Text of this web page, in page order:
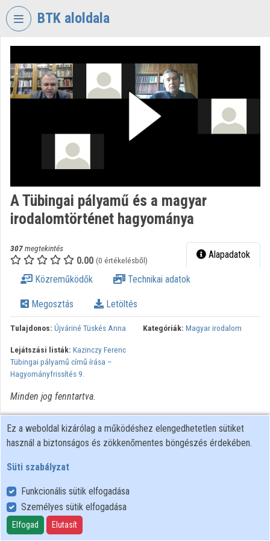
Fejléc kihagyása
BTK aloldala
BÖLCSÉSZETTUDOMÁNYI
KUTATÓKÖZPONT
Bejelentkezés
Kategóriák
Intézmények
Közreműködők
A Tübingai pályamű és a magyar
irodalomtörténet hagyománya
307megtekintés
0.00 (0 értékelésből) Alapadatok
Közreműködők Technikai adatok
Megosztás Letöltés
Tulajdonos: Újváriné Tüskés Anna Kategóriák: Magyar irodalom
Lejátszási listák: Kazinczy Ferenc
Tübingai pályamű című írása –
Hagyományfrissítés 9.
Minden jog fenntartva.
Felhasználói szabályzat
Adatkezelési tájékoztató
Süti szabályzat
Ez a weboldal kizárólag a működéshez elengedhetetlen sütiket
használ a biztonságos és zökkenőmentes böngészés érdekében.
Süti szabályzat
Funkcionális sütik elfogadása
Személyes sütik elfogadása
Elfogad Elutasít